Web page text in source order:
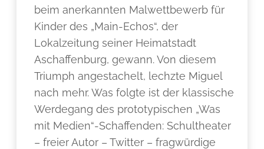
beim anerkannten Malwettbewerb für
Kinder des „Main-Echos“, der
Lokalzeitung seiner Heimatstadt
Aschaffenburg, gewann. Von diesem
Triumph angestachelt, lechzte Miguel
nach mehr. Was folgte ist der klassische
Werdegang des prototypischen „Was
mit Medien“-Schaffenden: Schultheater
– freier Autor – Twitter – fragwürdige